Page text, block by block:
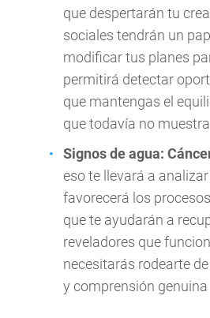
que despertarán tu
sociales tendrán un
modificar tus planes
permitirá detectar
que mantengas el
que todavía no
Signos de agua:
eso te llevará a
favorecerá los
que te ayudarán a
reveladores que
necesitarás rodearte
y comprensión genuina